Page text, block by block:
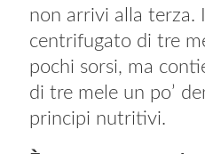
non arrivi alla terza.
centrifugato di tre
pochi sorsi, ma
di tre mele un po’
principi nutritivi.